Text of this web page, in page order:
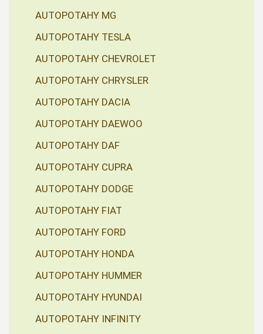
AUTOPOTAHY MG
AUTOPOTAHY TESLA
AUTOPOTAHY CHEVROLET
AUTOPOTAHY CHRYSLER
AUTOPOTAHY DACIA
AUTOPOTAHY DAEWOO
AUTOPOTAHY DAF
AUTOPOTAHY CUPRA
AUTOPOTAHY DODGE
AUTOPOTAHY FIAT
AUTOPOTAHY FORD
AUTOPOTAHY HONDA
AUTOPOTAHY HUMMER
AUTOPOTAHY HYUNDAI
AUTOPOTAHY INFINITY